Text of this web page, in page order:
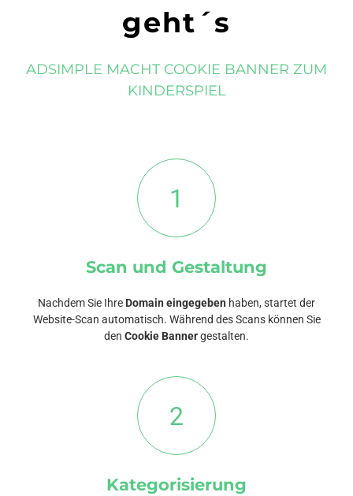
geht´s
ADSIMPLE MACHT COOKIE BANNER ZUM
KINDERSPIEL
1
Scan und Gestaltung
Nachdem Sie Ihre Domain eingegeben haben, startet der
Website-Scan automatisch. Während des Scans können Sie
den Cookie Bannergestalten.
2
Kategorisierung